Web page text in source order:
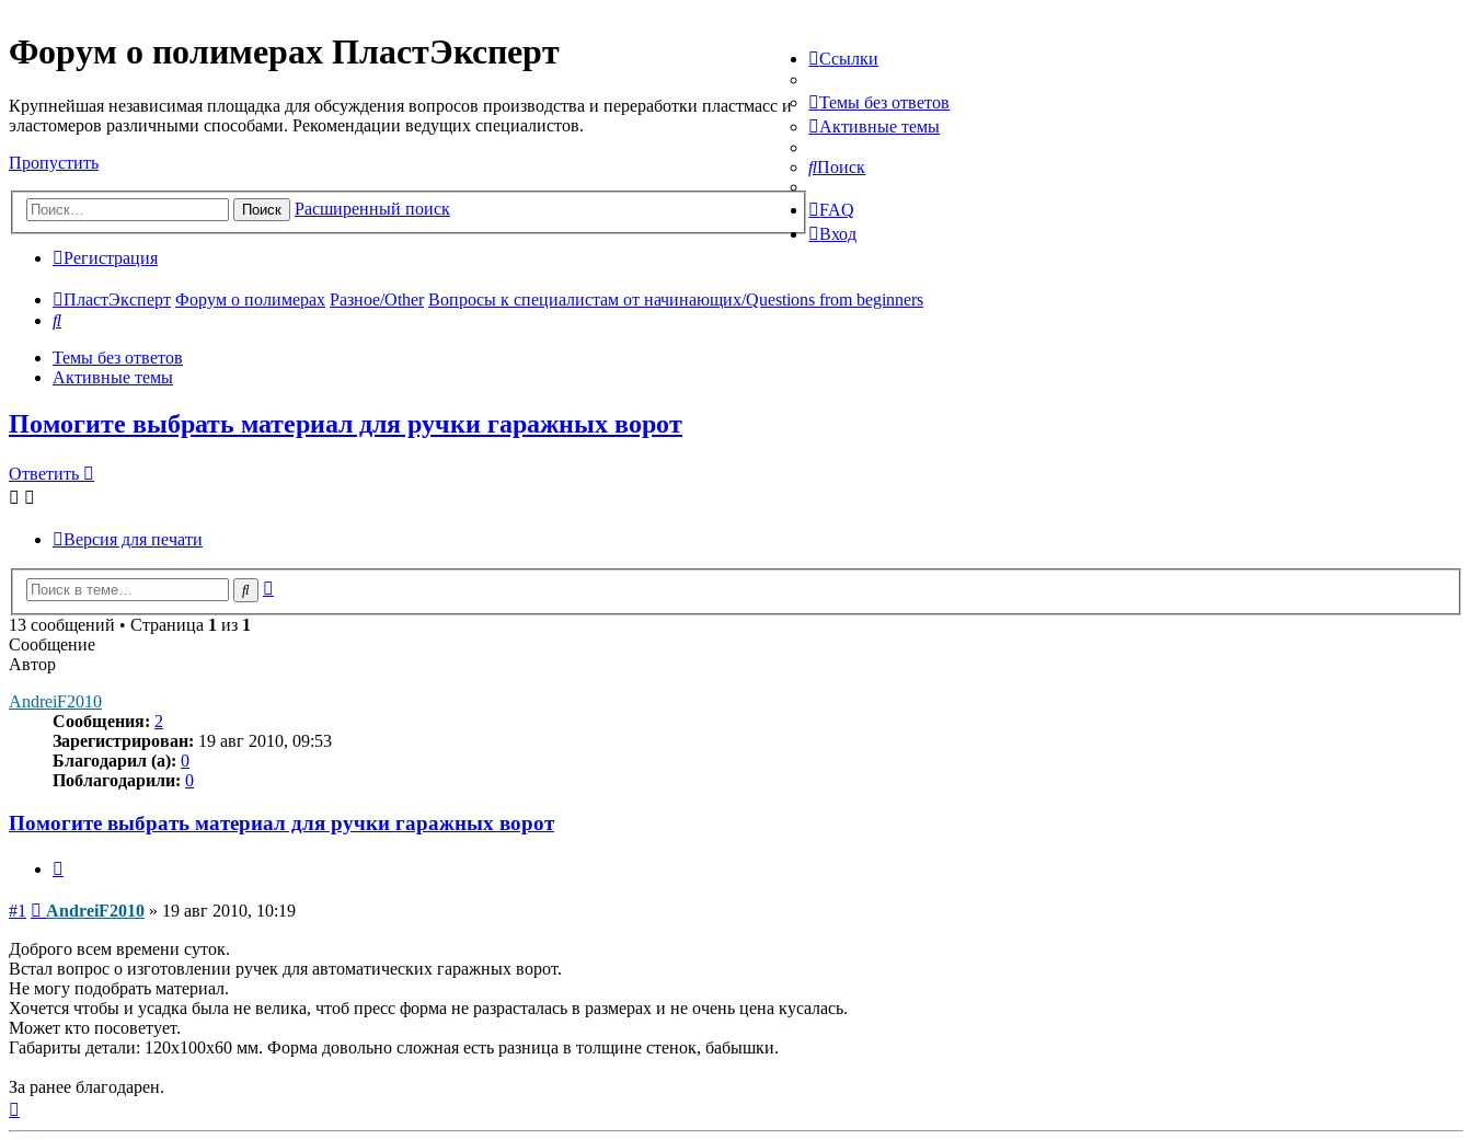
Форум о полимерах ПластЭксперт
Крупнейшая независимая площадка для обсуждения вопросов производства и переработки пластмасс и
эластомеров различными способами. Рекомендации ведущих специалистов.
Пропустить
Поиск Расширенный поиск
Ссылки
Темы без ответов
Активные темы
Поиск
FAQ
Вход
Регистрация
ПластЭксперт Форум о полимерах Разное/Other Вопросы к специалистам от начинающих/Questions from beginners
Поиск
Темы без ответов
Активные темы
Помогите выбрать материал для ручки гаражных ворот
Ответить
Версия для печати
Поиск
13 сообщений • Страница 1 из 1
Сообщение
Автор
AndreiF2010
Сообщения: 2
Зарегистрирован: 19 авг 2010, 09:53
Благодарил (а): 0
Поблагодарили: 0
Помогите выбрать материал для ручки гаражных ворот
#1 Сообщение
AndreiF2010 » 19 авг 2010, 10:19
Доброго всем времени суток.
Встал вопрос о изготовлении ручек для автоматических гаражных ворот.
Не могу подобрать материал.
Хочется чтобы и усадка была не велика, чтоб пресс форма не разрасталась в размерах и не очень цена кусалась.
Может кто посоветует.
Габариты детали: 120х100х60 мм. Форма довольно сложная есть разница в толщине стенок, бабышки.
За ранее благодарен.